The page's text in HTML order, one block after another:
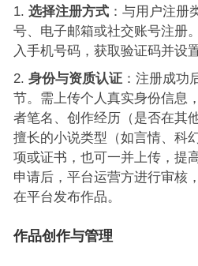
选择注册方式：与用户注册
号、电子邮箱或社交账号注册
入手机号码，获取验证码并设
身份与资质认证：注册成功
节。需上传个人真实身份信息
者笔名、创作经历（是否在其
擅长的小说类型（如言情、科
项或证书，也可一并上传，提
申请后，平台运营方进行审核
在平台发布作品。
作品创作与管理